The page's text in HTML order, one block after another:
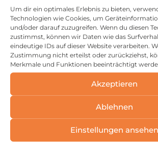
Um dir ein optimales Erlebnis zu bieten,
Technologien wie Cookies, um
und/oder darauf zuzugreifen. Wenn du diesen
zustimmst, können wir Daten wie das
eindeutige IDs auf dieser Website verarbeiten.
Zustimmung nicht erteilst oder zurückziehst,
Merkmale und Funktionen beeinträchtigt
Akzeptieren
Ablehnen
Einstellungen ansehen
entscheidend für das Bewahren
Identität und liegt uns besonders
Bauwerke, die durch ihre
imposante Architektur die Zeiten
verdienen es, für kommende
zu werden. Mit unserer
setzen wir alles daran, diese
mit viel Sorgfalt und Respekt vor
restaurieren und zu schützen – damit